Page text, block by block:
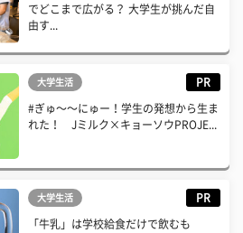
でどこまで広がる？ 大学生が挑んだ自
由す...
大学生活 PR
#ぎゅ〜〜にゅー！学生の発想から生ま
れた！ Jミルク×キョーソウPROJE...
大学生活 PR
「牛乳」は学校給食だけで飲むも